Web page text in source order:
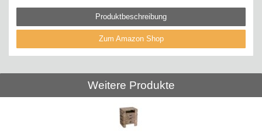
Produktbeschreibung
Zum Amazon Shop
Weitere Produkte